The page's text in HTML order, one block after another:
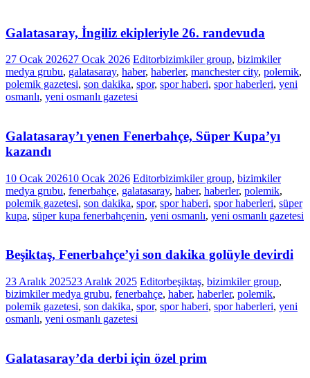
Galatasaray, İngiliz ekipleriyle 26. randevuda
27 Ocak 202627 Ocak 2026 Editorbizimkiler group, bizimkiler
medya grubu, galatasaray, haber, haberler, manchester city, polemik,
polemik gazetesi, son dakika, spor, spor haberi, spor haberleri, yeni
osmanlı, yeni osmanlı gazetesi
Galatasaray’ı yenen Fenerbahçe, Süper Kupa’yı
kazandı
10 Ocak 202610 Ocak 2026 Editorbizimkiler group, bizimkiler
medya grubu, fenerbahçe, galatasaray, haber, haberler, polemik,
polemik gazetesi, son dakika, spor, spor haberi, spor haberleri, süper
kupa, süper kupa fenerbahçenin, yeni osmanlı, yeni osmanlı gazetesi
Beşiktaş, Fenerbahçe’yi son dakika golüyle devirdi
23 Aralık 202523 Aralık 2025 Editorbeşiktaş, bizimkiler group,
bizimkiler medya grubu, fenerbahçe, haber, haberler, polemik,
polemik gazetesi, son dakika, spor, spor haberi, spor haberleri, yeni
osmanlı, yeni osmanlı gazetesi
Galatasaray’da derbi için özel prim